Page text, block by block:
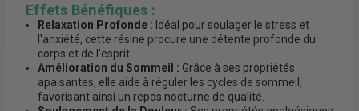
Effets Bénéfiques :
Relaxation Profonde : Idéal pour soulager le stress et
l'anxiété, cette résine procure une détente profonde du
corps et de l'esprit.
Amélioration du Sommeil : Grâce à ses propriétés
apaisantes, elle aide à réguler les cycles de sommeil,
favorisant ainsi un repos nocturne de qualité.